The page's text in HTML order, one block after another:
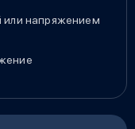
или напряжением